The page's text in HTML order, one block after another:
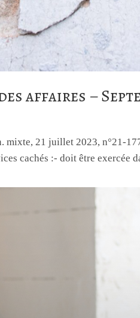
affaires –
mixte, 21 juillet 2023, n°21-
cachés :- doit être exercée